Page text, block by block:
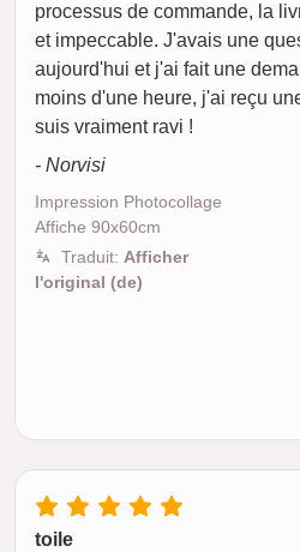
processus de commande, la
et impeccable. J'avais une
aujourd'hui et j'ai fait une
moins d'une heure, j'ai reçu
suis vraiment ravi !
- Norvisi
Impression Photocollage
Affiche 90x60cm
Traduit: Afficher
l'original (de)
toile